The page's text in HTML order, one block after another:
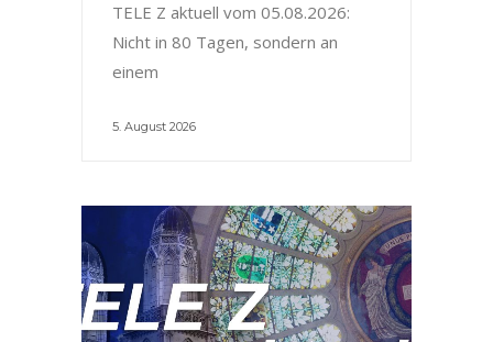
TELE Z aktuell vom 05.08.2026:
Nicht in 80 Tagen, sondern an
einem
5. August 2026